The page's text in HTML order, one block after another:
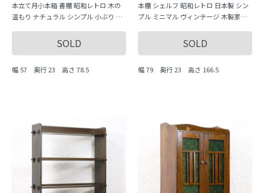
本立て月小本箱 書棚 昭和レトロ 木の
温もり ナチュラル シンプル 小ぶり 隙
SOLD
幅 57 奥行 23 高さ 78.5
本棚 シェルフ 昭和レトロ 日本製 シン
プル ミニマル ヴィンテージ 木製家具
SOLD
幅 79 奥行 23 高さ 166.5